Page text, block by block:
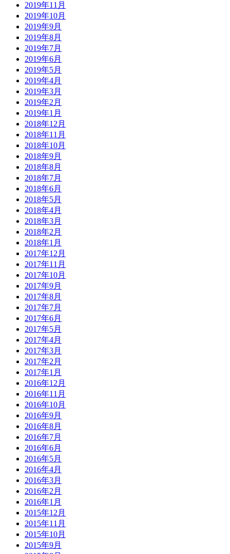
2019年11月
2019年10月
2019年9月
2019年8月
2019年7月
2019年6月
2019年5月
2019年4月
2019年3月
2019年2月
2019年1月
2018年12月
2018年11月
2018年10月
2018年9月
2018年8月
2018年7月
2018年6月
2018年5月
2018年4月
2018年3月
2018年2月
2018年1月
2017年12月
2017年11月
2017年10月
2017年9月
2017年8月
2017年7月
2017年6月
2017年5月
2017年4月
2017年3月
2017年2月
2017年1月
2016年12月
2016年11月
2016年10月
2016年9月
2016年8月
2016年7月
2016年6月
2016年5月
2016年4月
2016年3月
2016年2月
2016年1月
2015年12月
2015年11月
2015年10月
2015年9月